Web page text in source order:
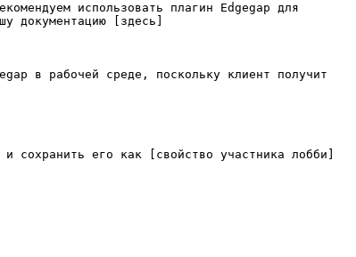
использовать плагин Edgegap для
документацию [здесь]
в рабочей среде, поскольку клиент получит
сохранить его как [свойство участника лобби]